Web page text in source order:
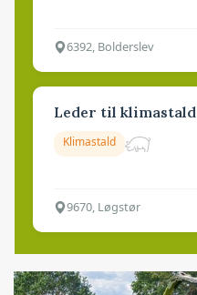
6392, Bolderslev
Leder til klimastald
Klimastald
9670, Løgstør